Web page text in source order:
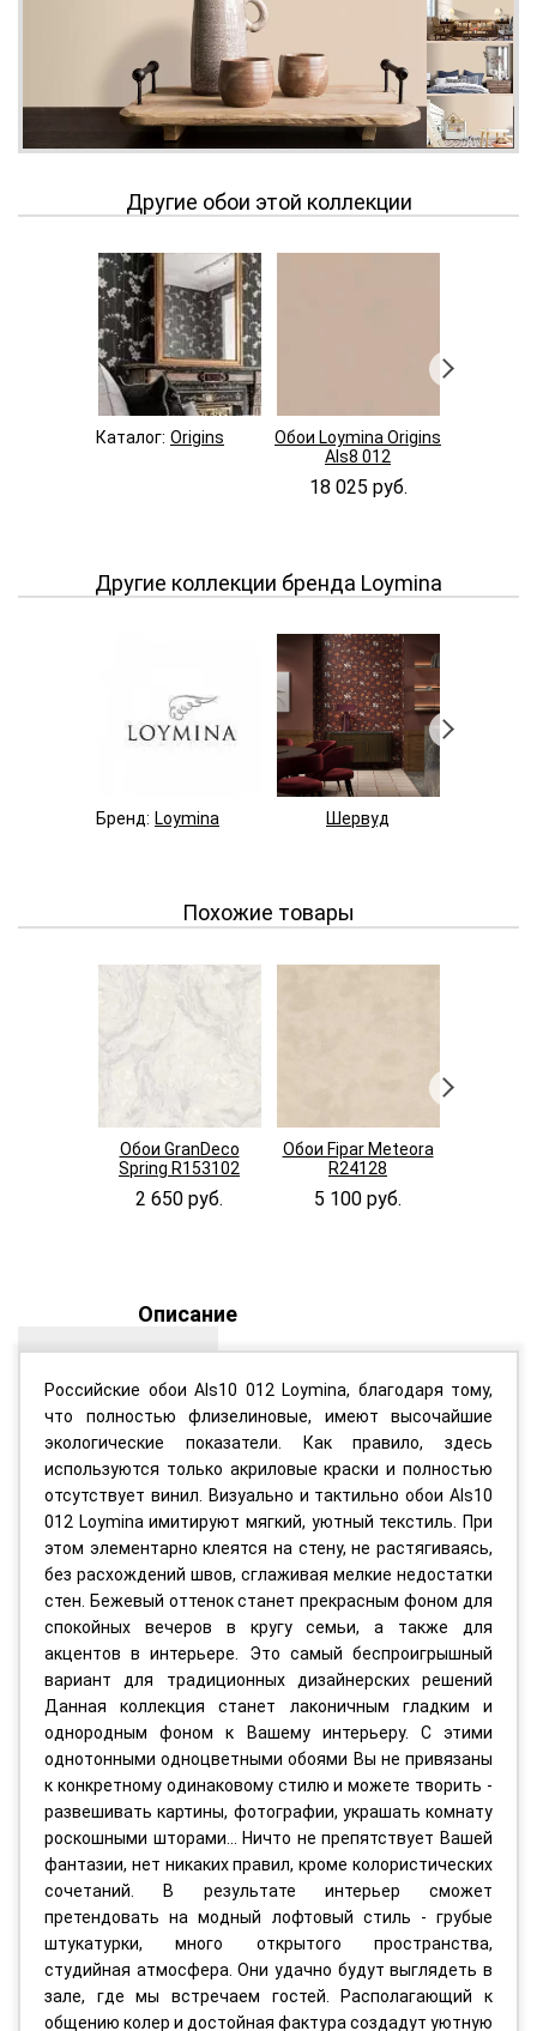
Другие обои этой коллекции
Каталог: Origins
Обои Loymina Origins
Als8 012
18 025 руб.
Другие коллекции бренда Loymina
Бренд: Loymina Шервуд
Похожие товары
Обои GranDeco
Spring R153102
2 650 руб.
Обои Fipar Meteora
R24128
5 100 руб.
Описание
Российские обои Als10 012 Loymina, благодаря тому,
что полностью флизелиновые, имеют высочайшие
экологические показатели. Как правило, здесь
используются только акриловые краски и полностью
отсутствует винил. Визуально и тактильно обои Als10
012 Loymina имитируют мягкий, уютный текстиль. При
этом элементарно клеятся на стену, не растягиваясь,
без расхождений швов, сглаживая мелкие недостатки
стен. Бежевый оттенок станет прекрасным фоном для
спокойных вечеров в кругу семьи, а также для
акцентов в интерьере. Это самый беспроигрышный
вариант для традиционных дизайнерских решений
Данная коллекция станет лаконичным гладким и
однородным фоном к Вашему интерьеру. С этими
однотонными одноцветными обоями Вы не привязаны
к конкретному одинаковому стилю и можете творить -
развешивать картины, фотографии, украшать комнату
роскошными шторами... Ничто не препятствует Вашей
фантазии, нет никаких правил, кроме колористических
сочетаний. В результате интерьер сможет
претендовать на модный лофтовый стиль - грубые
штукатурки, много открытого пространства,
студийная атмосфера. Они удачно будут выглядеть в
зале, где мы встречаем гостей. Располагающий к
общению колер и достойная фактура создадут уютную